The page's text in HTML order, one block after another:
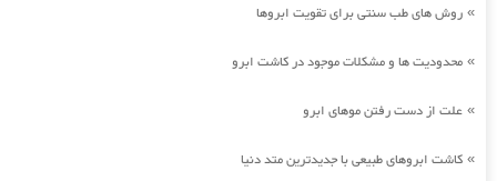
» روش های طب سنتی برای تقویت ابروها
» محدودیت ها و مشکلات موجود در کاشت ابرو
» علت از دست رفتن موهای ابرو
» کاشت ابروهای طبیعی با جدیدترین متد دنیا